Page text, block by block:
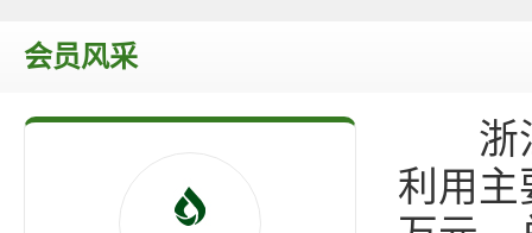
会员风采
浙江
利用主